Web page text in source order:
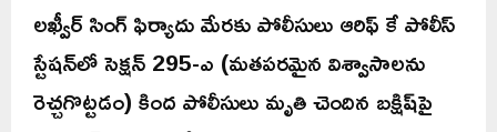
లఖ్వీర్ సింగ్ ఫిర్యాదు మేరకు పోలీసులు ఆరిఫ్ కే పోలీస్
స్టేషన్‌లో సెక్షన్ 295-ఎ (మతపరమైన విశ్వాసాలను
రెచ్చగొట్టడం) కింద పోలీసులు మృతి చెందిన బక్షిష్‌పై